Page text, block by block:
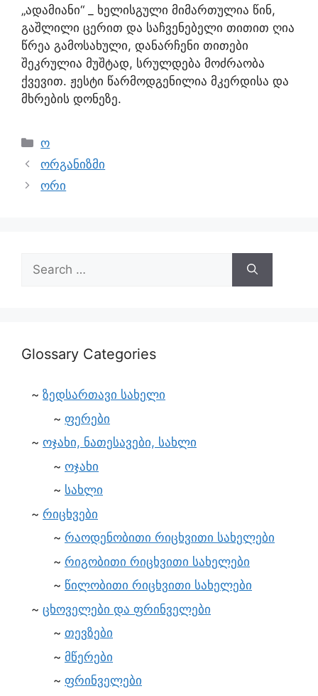
„ადამიანი“ _ ხელისგული მიმართულია წინ,
გაშლილი ცერით და საჩვენებელი თითით ღია
წრეა გამოსახული, დანარჩენი თითები
შეკრულია მუშტად, სრულდება მოძრაობა
ქვევით. ჟესტი წარმოდგენილია მკერდისა და
მხრების დონეზე.
ო
ორგანიზმი
ორი
Glossary Categories
ზედსართავი სახელი
ფერები
ოჯახი, ნათესავები, სახლი
ოჯახი
სახლი
რიცხვები
რაოდენობითი რიცხვითი სახელები
რიგობითი რიცხვითი სახელები
წილობითი რიცხვითი სახელები
ცხოველები და ფრინველები
თევზები
მწერები
ფრინველები